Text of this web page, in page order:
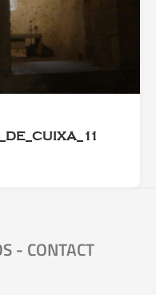
- CONTACT